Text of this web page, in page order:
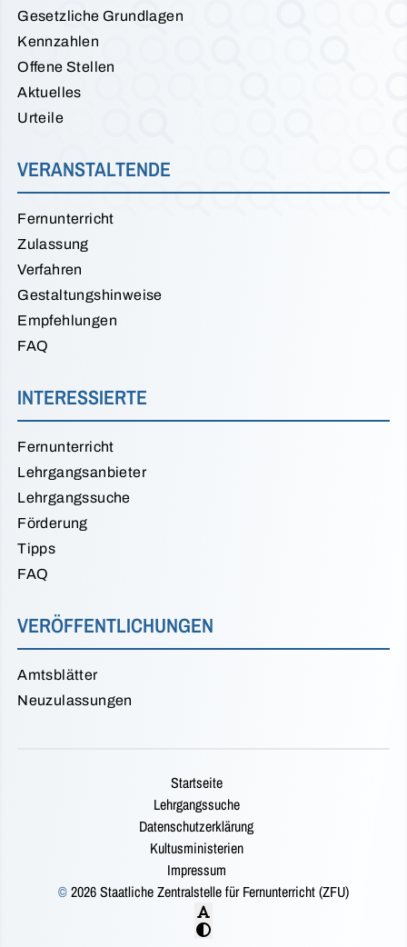
Gesetzliche Grundlagen
Kennzahlen
Offene Stellen
Aktuelles
Urteile
VERANSTALTENDE
Fernunterricht
Zulassung
Verfahren
Gestaltungshinweise
Empfehlungen
FAQ
INTERESSIERTE
Fernunterricht
Lehrgangsanbieter
Lehrgangssuche
Förderung
Tipps
FAQ
VERÖFFENTLICHUNGEN
Amtsblätter
Neuzulassungen
Startseite
Lehrgangssuche
Datenschutzerklärung
Kultusministerien
Impressum
©2026 Staatliche Zentralstelle für Fernunterricht (ZFU)